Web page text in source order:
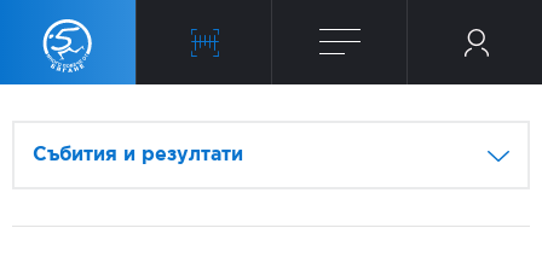
Събития и резултати